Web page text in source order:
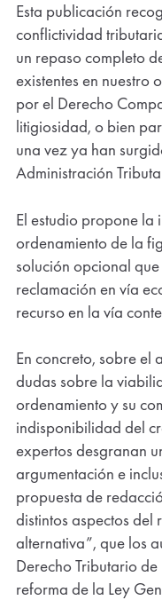
Esta publicación
conflictividad
un repaso completo
existentes en nuestro
por el Derecho
litigiosidad, o bien
una vez ya han
Administración
El estudio propone la
ordenamiento de la
solución opcional
reclamación en vía
recurso en la vía
En concreto, sobre el
dudas sobre la
ordenamiento y su
indisponibilidad del
expertos desgranan
argumentación e
propuesta de
distintos aspectos del
alternativa”, que los
Derecho Tributario
reforma de la Ley